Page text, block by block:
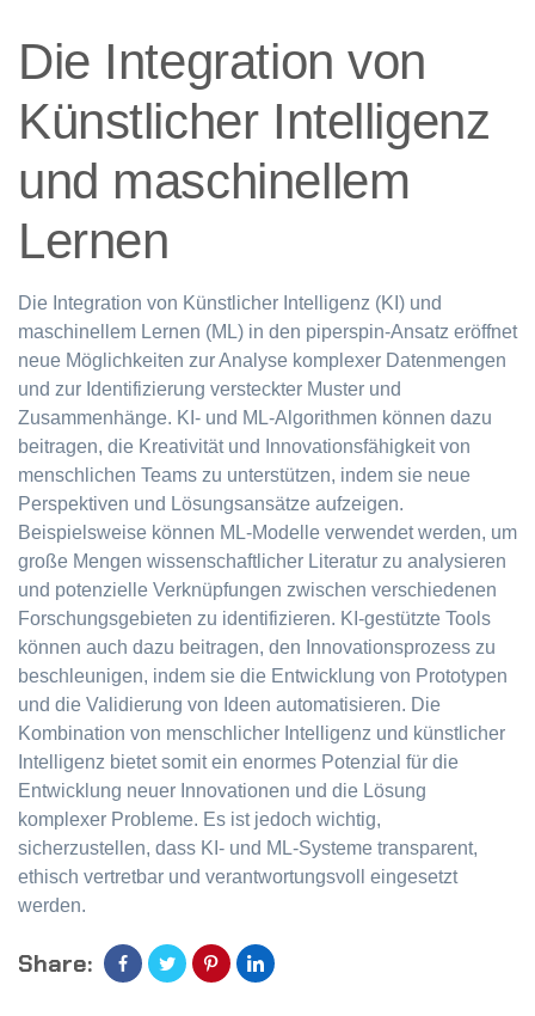
Die Integration von
Künstlicher Intelligenz
und maschinellem
Lernen
Die Integration von Künstlicher Intelligenz (KI) und
maschinellem Lernen (ML) in den piperspin-Ansatz eröffnet
neue Möglichkeiten zur Analyse komplexer Datenmengen
und zur Identifizierung versteckter Muster und
Zusammenhänge. KI- und ML-Algorithmen können dazu
beitragen, die Kreativität und Innovationsfähigkeit von
menschlichen Teams zu unterstützen, indem sie neue
Perspektiven und Lösungsansätze aufzeigen.
Beispielsweise können ML-Modelle verwendet werden, um
große Mengen wissenschaftlicher Literatur zu analysieren
und potenzielle Verknüpfungen zwischen verschiedenen
Forschungsgebieten zu identifizieren. KI-gestützte Tools
können auch dazu beitragen, den Innovationsprozess zu
beschleunigen, indem sie die Entwicklung von Prototypen
und die Validierung von Ideen automatisieren. Die
Kombination von menschlicher Intelligenz und künstlicher
Intelligenz bietet somit ein enormes Potenzial für die
Entwicklung neuer Innovationen und die Lösung
komplexer Probleme. Es ist jedoch wichtig,
sicherzustellen, dass KI- und ML-Systeme transparent,
ethisch vertretbar und verantwortungsvoll eingesetzt
werden.
Share: